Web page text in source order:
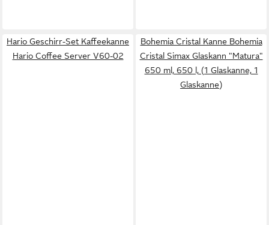
Hario Geschirr-Set Kaffeekanne
Hario Coffee Server V60-02
Bohemia Cristal Kanne Bohemia
Cristal Simax Glaskann "Matura"
650 ml, 650 l, (1 Glaskanne, 1
Glaskanne)